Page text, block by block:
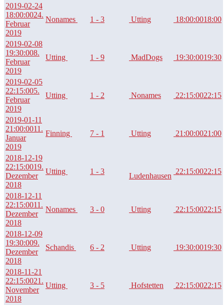
2019-02-24
18:00:0024.
Februar
2019
Nonames 1 - 3 Utting 18:00:0018:00
2019-02-08
19:30:008.
Februar
2019
Utting 1 - 9 MadDogs 19:30:0019:30
2019-02-05
22:15:005.
Februar
2019
Utting 1 - 2 Nonames 22:15:0022:15
2019-01-11
21:00:0011.
Januar
2019
Finning 7 - 1 Utting 21:00:0021:00
2018-12-19
22:15:0019.
Dezember
2018
Utting 1 - 3
Ludenhausen
22:15:0022:15
2018-12-11
22:15:0011.
Dezember
2018
Nonames 3 - 0 Utting 22:15:0022:15
2018-12-09
19:30:009.
Dezember
2018
Schandis 6 - 2 Utting 19:30:0019:30
2018-11-21
22:15:0021.
November
2018
Utting 3 - 5 Hofstetten 22:15:0022:15